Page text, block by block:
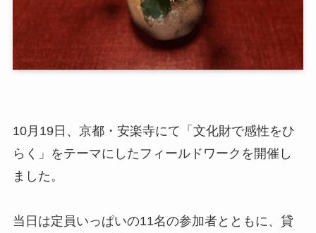
10月19日、京都・安楽寺にて「文化財で感性をひ
らく」をテーマにしたフィールドワークを開催し
ました。
当日は定員いっぱいの11名の参加者とともに、貸